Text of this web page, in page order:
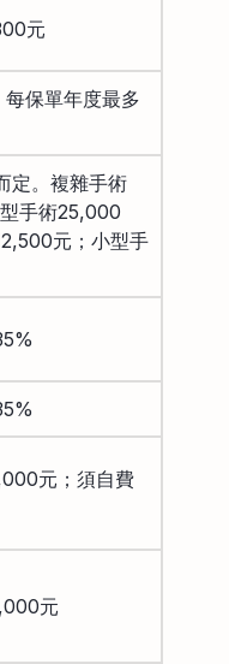
元
保單年度最多
定。複雜手術
手術25,000
元；小型手
元；須自費
元